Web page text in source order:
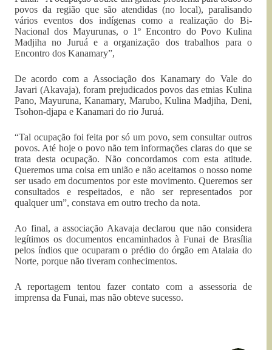
povos da região que são atendidas (no local), paralisando
vários eventos dos indígenas como a realização do Bi-
Nacional dos Mayurunas, o 1º Encontro do Povo Kulina
Madjiha no Juruá e a organização dos trabalhos para o
Encontro dos Kanamary”,
De acordo com a Associação dos Kanamary do Vale do
Javari (Akavaja), foram prejudicados povos das etnias Kulina
Pano, Mayuruna, Kanamary, Marubo, Kulina Madjiha, Deni,
Tsohon-djapa e Kanamari do rio Juruá.
“Tal ocupação foi feita por só um povo, sem consultar outros
povos. Até hoje o povo não tem informações claras do que se
trata desta ocupação. Não concordamos com esta atitude.
Queremos uma coisa em união e não aceitamos o nosso nome
ser usado em documentos por este movimento. Queremos ser
consultados e respeitados, e não ser representados por
qualquer um”, constava em outro trecho da nota.
Ao final, a associação Akavaja declarou que não considera
legítimos os documentos encaminhados à Funai de Brasília
pelos índios que ocuparam o prédio do órgão em Atalaia do
Norte, porque não tiveram conhecimentos.
A reportagem tentou fazer contato com a assessoria de
imprensa da Funai, mas não obteve sucesso.